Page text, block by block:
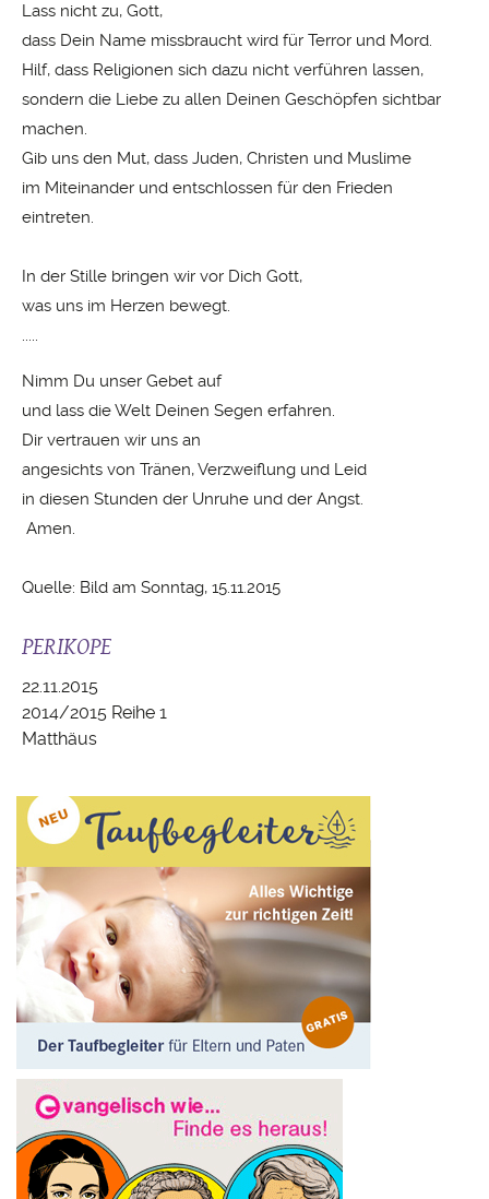
Lass nicht zu, Gott,
dass Dein Name missbraucht wird für Terror und Mord.
Hilf, dass Religionen sich dazu nicht verführen lassen,
sondern die Liebe zu allen Deinen Geschöpfen sichtbar
machen.
Gib uns den Mut, dass Juden, Christen und Muslime
im Miteinander und entschlossen für den Frieden
eintreten.
In der Stille bringen wir vor Dich Gott,
was uns im Herzen bewegt.
.....
Nimm Du unser Gebet auf
und lass die Welt Deinen Segen erfahren.
Dir vertrauen wir uns an
angesichts von Tränen, Verzweiflung und Leid
in diesen Stunden der Unruhe und der Angst.
Amen.
Quelle: Bild am Sonntag, 15.11.2015
PERIKOPE
22.11.2015
2014/2015 Reihe 1
Matthäus